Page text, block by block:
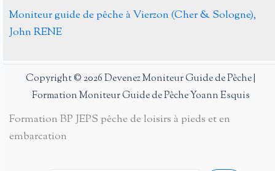
Moniteur guide de pêche à Vierzon (Cher & Sologne),
John RENE
Copyright © 2026 Devenez Moniteur Guide de Pêche |
Formation Moniteur Guide de Pêche Yoann Esquis
Formation BP JEPS pêche de loisirs à pieds et en
embarcation